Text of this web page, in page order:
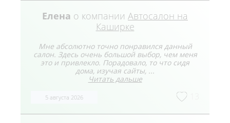
Елена о компании Автосалон на
Каширке
Мне абсолютно точно понравился данный
салон. Здесь очень большой выбор, чем меня
это и привлекло. Порадовало, то что сидя
дома, изучая сайты, ...
Читать дальше
5 августа 2026